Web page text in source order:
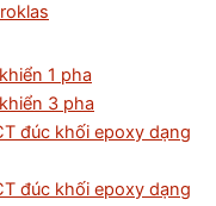
1 pha
3 pha
đúc khối epoxy dạng
đúc khối epoxy dạng